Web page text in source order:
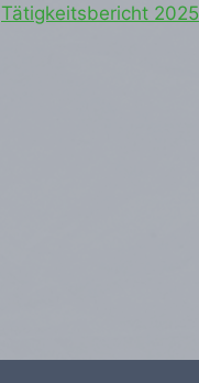
Tätigkeitsbericht 2025